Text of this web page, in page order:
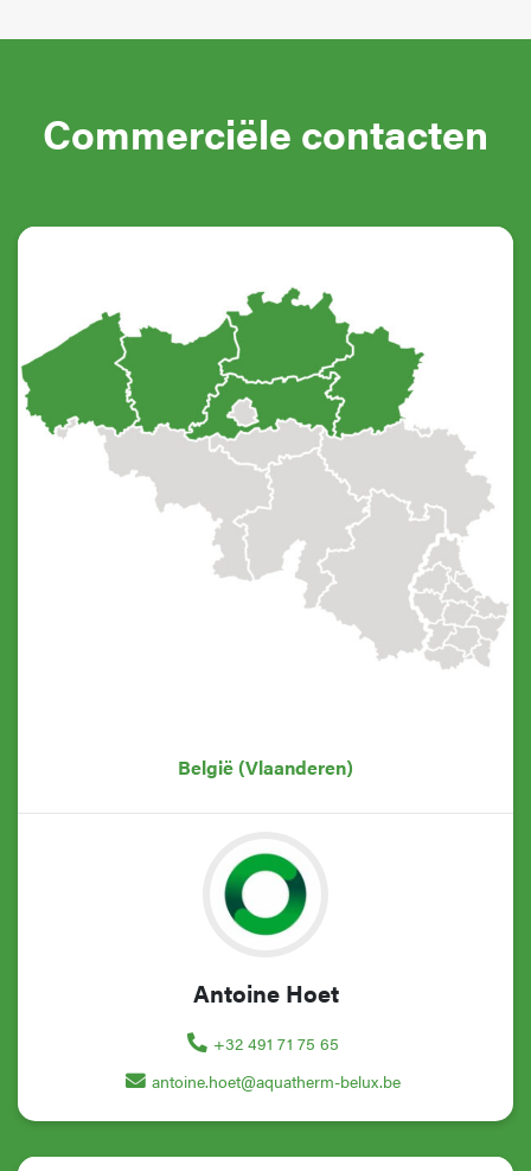
Commerciële contacten
België (Vlaanderen)
Antoine Hoet
+32 491 71 75 65
antoine.hoet@aquatherm-belux.be